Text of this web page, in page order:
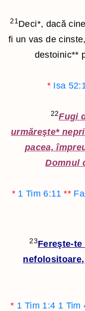
21Deci*, dacă
fi un vas de
destoinic**
* Isa
22Fugi
urmăreşte*
pacea,
Domnul
* 1 Tim 6:11 **
23Fereşte-
* 1 Tim 1:4 1 Tim